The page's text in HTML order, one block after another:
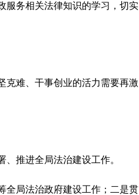
服务相关法律知识的学习，切实
难、干事创业的活力需要再激
推进全局法治建设工作。
局法治政府建设工作；二是贯